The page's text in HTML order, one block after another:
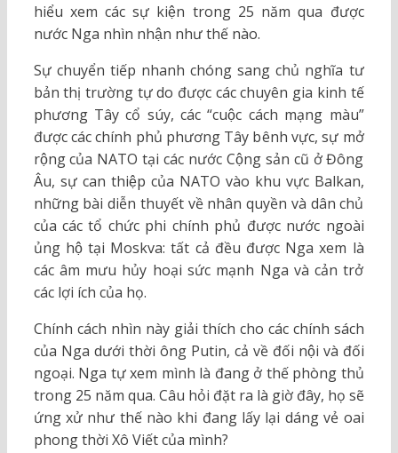
hiểu xem các sự kiện trong 25 năm qua được
nước Nga nhìn nhận như thế nào.
Sự chuyển tiếp nhanh chóng sang chủ nghĩa tư
bản thị trường tự do được các chuyên gia kinh tế
phương Tây cổ súy, các “cuộc cách mạng màu”
được các chính phủ phương Tây bênh vực, sự mở
rộng của NATO tại các nước Cộng sản cũ ở Đông
Âu, sự can thiệp của NATO vào khu vực Balkan,
những bài diễn thuyết về nhân quyền và dân chủ
của các tổ chức phi chính phủ được nước ngoài
ủng hộ tại Moskva: tất cả đều được Nga xem là
các âm mưu hủy hoại sức mạnh Nga và cản trở
các lợi ích của họ.
Chính cách nhìn này giải thích cho các chính sách
của Nga dưới thời ông Putin, cả về đối nội và đối
ngoại. Nga tự xem mình là đang ở thế phòng thủ
trong 25 năm qua. Câu hỏi đặt ra là giờ đây, họ sẽ
ứng xử như thế nào khi đang lấy lại dáng vẻ oai
phong thời Xô Viết của mình?